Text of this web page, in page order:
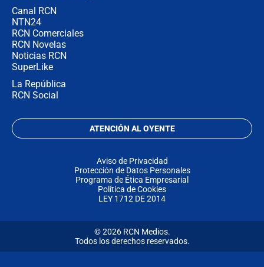
Canal RCN
NTN24
RCN Comerciales
RCN Novelas
Noticias RCN
SuperLike
La República
RCN Social
ATENCIÓN AL OYENTE
Aviso de Privacidad
Protección de Datos Personales
Programa de Ética Empresarial
Política de Cookies
LEY 1712 DE 2014
© 2026 RCN Medios.
Todos los derechos reservados.